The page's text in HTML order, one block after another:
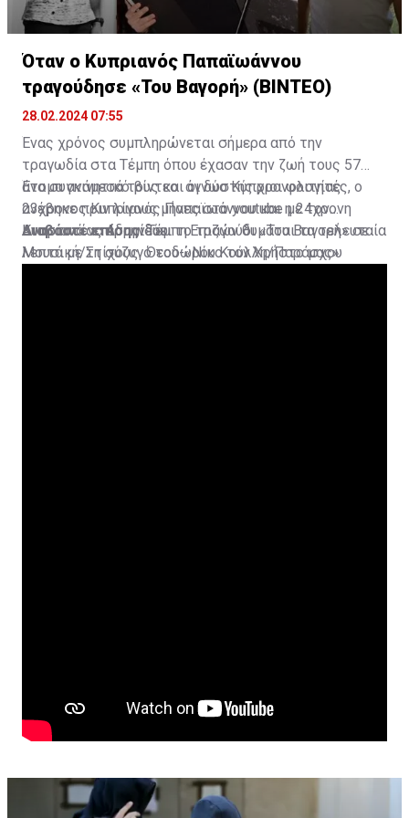
Όταν ο Κυπριανός Παπαϊωάννου
τραγούδησε «Του Βαγορή» (ΒΙΝΤΕΟ)
28.02.2024 07:55
Ένας χρόνος συμπληρώνεται σήμερα από την
τραγωδία στα Τέμπη όπου έχασαν την ζωή τους 57
άτομα ανάμεσά τους και οι δύο Κύπριοι φοιτητές, ο
23χρονος Κυπριανός Παπαϊωάννου και η 24χρονη
Αναστασίας Αδαμίδου.
Ένα συγκινητικό βίντεο άγνωστης χρονολογίας
ανέβηκε πριν λίγους μήνες στο youtube με τον
Κυπριανό να ερμηνεύει το τραγούδι «Του Βαγορή» σε
Μουσική/Στίχους Θεοδώρου Κούλλη/Παράσχου
Διαβάστε επίσης:Τέμπη:Επιζών θυμάται τα τελευταία
λεπτά με τη σύζυγό του-«Νίκο τον Χρήστο μας»